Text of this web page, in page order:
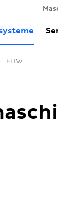
FHW